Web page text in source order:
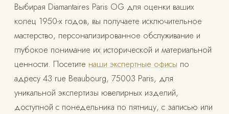
Выбирая Diamantaires Paris OG для оценки ваших
колец 1950-х годов, вы получаете исключительное
мастерство, персонализированное обслуживание и
глубокое понимание их исторической и материальной
ценности. Посетите наши экспертные офисы по
адресу 43 rue Beaubourg, 75003 Paris, для
уникальной экспертизы ювелирных изделий,
доступной с понедельника по пятницу, с записью или